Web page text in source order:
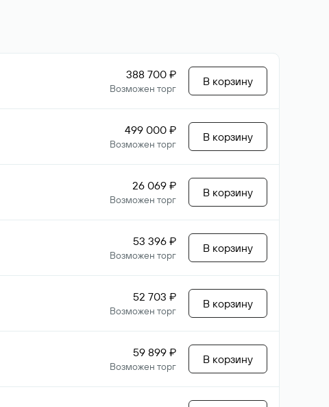
388 700 ₽
Возможен торг
В корзину
499 000 ₽
Возможен торг
В корзину
26 069 ₽
Возможен торг
В корзину
53 396 ₽
Возможен торг
В корзину
52 703 ₽
Возможен торг
В корзину
59 899 ₽
Возможен торг
В корзину